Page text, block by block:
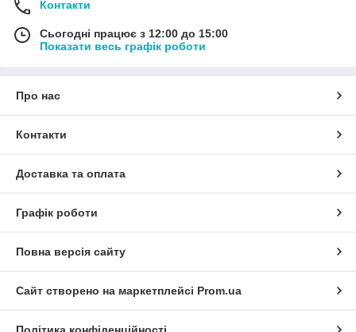
Контакти
Сьогодні працює з 12:00 до 15:00
Показати весь графік роботи
Про нас
Контакти
Доставка та оплата
Графік роботи
Повна версія сайту
Сайт створено на маркетплейсі Prom.ua
Політика конфіденційності